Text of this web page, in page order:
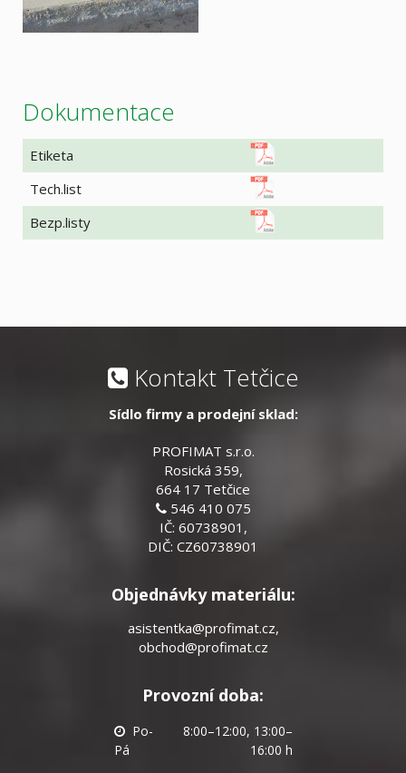
Dokumentace
Etiketa
Tech.list
Bezp.listy
Kontakt Tetčice
Sídlo firmy a prodejní sklad:
PROFIMAT s.r.o.
Rosická 359,
664 17 Tetčice
546 410 075
IČ: 60738901,
DIČ: CZ60738901
Objednávky materiálu:
asistentka@profimat.cz,
obchod@profimat.cz
Provozní doba:
Po-
Pá
8:00–12:00, 13:00–
16:00 h